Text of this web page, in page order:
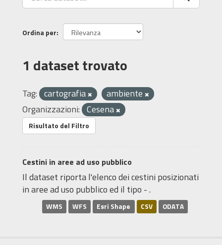
Ordina per
1 dataset trovato
Tag: cartografia
ambiente
Organizzazioni: Cesena
Risultato del Filtro
Cestini in aree ad uso pubblico
Il dataset riporta l'elenco dei cestini posizionati
in aree ad uso pubblico ed il tipo - .
WMS WFS Esri Shape CSV ODATA